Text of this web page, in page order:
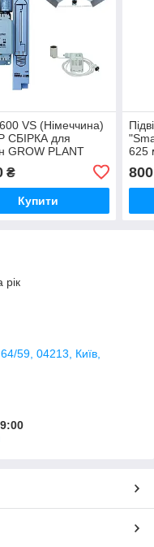
VS (Німеччина)
СБІРКА для
GROW PLANT
мм +фітолампа
₴
Купити
625
800
рік
59, 04213, Київ,